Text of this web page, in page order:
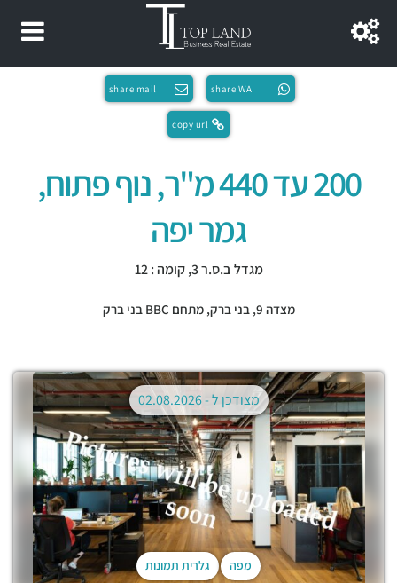
share WA
share mail
copy url
200 עד 440 מ"ר, נוף פתוח,
גמר יפה
מגדל ב.ס.ר 3, קומה : 12
מצדה 9, בני ברק,מתחם BBC בני ברק
מפה גלרית תמונות
מצודכן ל -02.08.2026